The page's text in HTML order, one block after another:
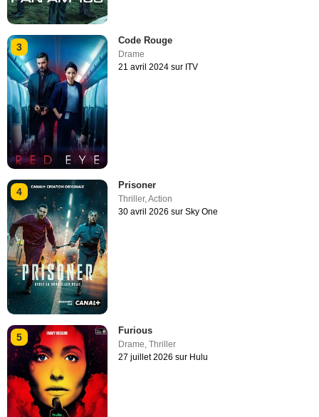
3
Code Rouge
Drame
21 avril 2024 sur ITV
4
Prisoner
Thriller,Action
30 avril 2026 sur Sky One
5
Furious
Drame ,Thriller
27 juillet 2026 sur Hulu